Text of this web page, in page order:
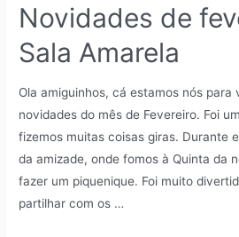
Novidades de
Sala Amarela
Ola amiguinhos, cá estamos nós para
novidades do mês de Fevereiro. Foi
fizemos muitas coisas giras. Durante
da amizade, onde fomos à Quinta da
fazer um piquenique. Foi muito
partilhar com os …